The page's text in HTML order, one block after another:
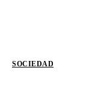
SOCIEDAD